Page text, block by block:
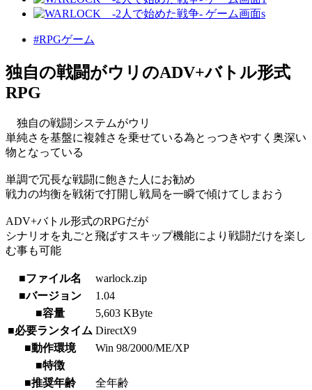
#RPGゲーム
独自の戦闘がウリのADV+バトル形式
RPG
独自の戦闘システムがウリ
単純さを基盤に複雑さを乗せている為とっつきやすく奥深い
物となっている
単調で冗長な戦闘に飽きた人にお勧め
戦力の均衡を戦術で打開し戦局を一瞬で傾けてしまおう
ADV+バトル形式のRPGだが
シナリオを丸ごと飛ばすスキップ機能により戦闘だけを楽し
む事も可能
■ファイル名
warlock.zip
■バージョン
1.04
■容量
5,603 KByte
■必要ランタイム DirectX9
■動作環境
Win 98/2000/ME/XP
■特徴
■推奨年齢
全年齢